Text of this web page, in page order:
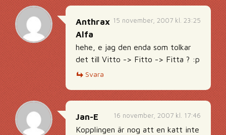
15 november, 2007 kl. 23:25
Anthrax
Alfa
hehe, e jag den enda som tolkar
det till Vitto -> Fitto -> Fitta ? :p
Svara
16 november, 2007 kl. 17:46
Jan-E
Kopplingen är nog att en katt inte